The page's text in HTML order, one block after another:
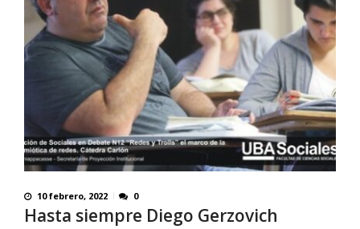
10 febrero, 2022 0
Hasta siempre Diego Gerzovich